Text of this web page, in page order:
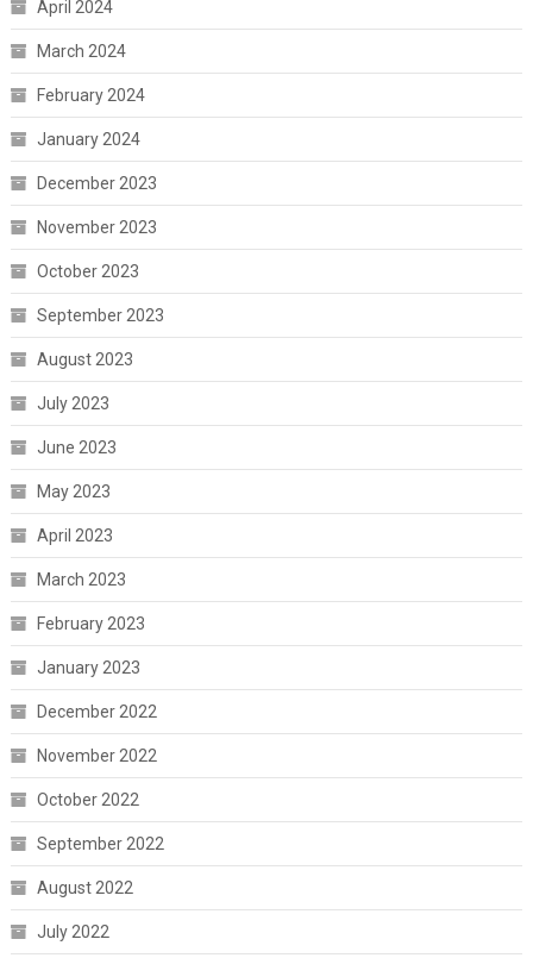
April 2024
March 2024
February 2024
January 2024
December 2023
November 2023
October 2023
September 2023
August 2023
July 2023
June 2023
May 2023
April 2023
March 2023
February 2023
January 2023
December 2022
November 2022
October 2022
September 2022
August 2022
July 2022